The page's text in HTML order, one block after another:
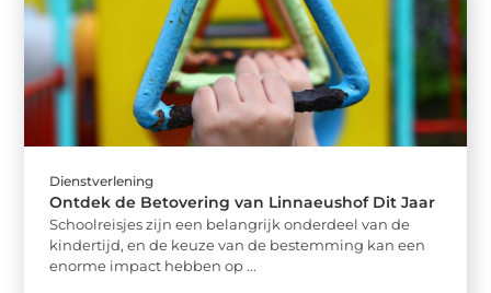
Dienstverlening
Ontdek de Betovering van Linnaeushof Dit Jaar
Schoolreisjes zijn een belangrijk onderdeel van de
kindertijd, en de keuze van de bestemming kan een
enorme impact hebben op ...